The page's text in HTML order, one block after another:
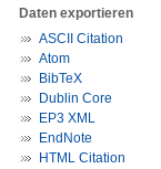
Daten exportieren
ASCII Citation
Atom
BibTeX
Dublin Core
EP3 XML
EndNote
HTML Citation